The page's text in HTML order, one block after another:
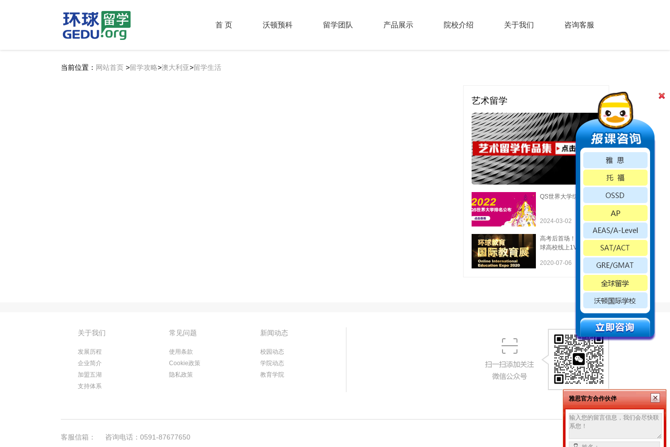
首 页 沃顿预科 留学团队 产品展示 院校介绍 关于我们 咨询客服
当前位置： 网站首页 >留学攻略>澳大利亚>留学生活
艺术留学
QS世界大学综合排名
2024-03-02
高考后首场！150所全
球高校线上1V1互动体
2020-07-06
关于我们
发展历程
企业简介
加盟五湖
支持体系
常见问题
使用条款
Cookie政策
隐私政策
新闻动态
校园动态
学院动态
教育学院
客服信箱： 咨询电话：0591-87677650
雅思官方合作伙伴